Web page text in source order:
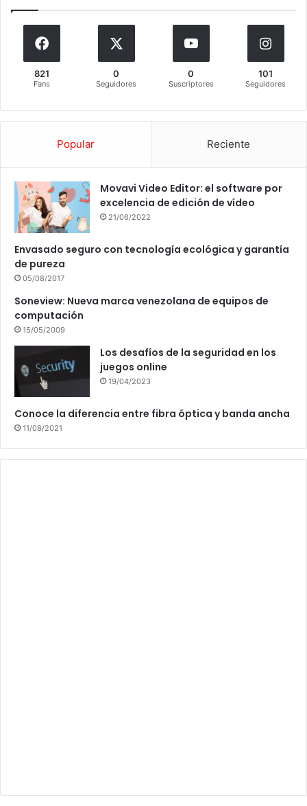
821
Fans
0
Seguidores
0
Suscriptores
101
Seguidores
Popular Reciente
Movavi Video Editor: el software por
excelencia de edición de vídeo
21/06/2022
Envasado seguro con tecnología ecológica y garantía
de pureza
05/08/2017
Soneview: Nueva marca venezolana de equipos de
computación
15/05/2009
Los desafíos de la seguridad en los
juegos online
19/04/2023
Conoce la diferencia entre fibra óptica y banda ancha
11/08/2021